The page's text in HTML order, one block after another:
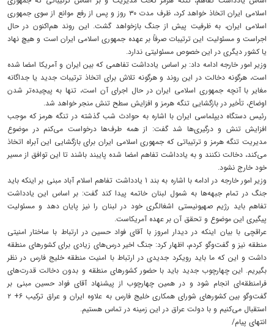
اسلامی ایران اتخاذ خواهد کرد، ظرف مدت ۳۰ روز و پس از رفع موانع از سوی جمهوری
اسلامی ایران، به ظرفیت پیش از جنگ بازخواهد گشت. این روند هم‌اکنون در حال
اجراست و مسئولیت این ترتیبات صرفاً بر عهده جمهوری اسلامی ایران است و هیچ نهاد
یا کشور دیگری در این خصوص مسئولیتی ندارد.
وزیر امور خارجه ادامه داد: بر اساس یادداشت تفاهمی که بین ایران و آمریکا امضا شده
است، هرگونه دخالت در این روند و هرگونه تلاش برای اتخاذ ترتیبات جدید یا جداگانه
مغایر با آنچه جمهوری اسلامی ایران در حال اجرای آن است، تنها به پیچیده‌تر شدن
اوضاع، تأخیر در بازگشایی تنگه هرمز و افزایش سطح تنش منجر خواهد شد.
رئیس دستگاه دیپلماسی ایران با اشاره به حوادث شب گذشته در تنگه هرمز که موجب
افزایش تنش و درگیری‌ها شد گفت: از همه طرف‌ها درخواست می‌کنم در موضوع
مدیریت تنگه هرمز و ترتیباتی که جمهوری اسلامی ایران برای بازگشایی این آبراه اتخاذ
می‌کند، دخالت نکنند و به یادداشت تفاهم امضا شده پایبند باشند تا این توافق از مسیر
خود خارج نشود.
وزیر امور خارجه در ادامه با اشاره به بند 1 یادداشت تفاهم اسلام آباد مبنی بر اینکه باید
جنگ در تمام جبهه‌ها به شمول لبنان خاتمه پیدا کند گفت: بر اساس این یادداشت
تفاهم باید رژیم صهیونیستی اشغالگری خود در لبنان را نیز پایان دهد و مسئولیت
پیگیری این موضوع و تحقق آن بر عهده آمریکاست.
عراقچی با بیان اینکه در دیدار امروز با آقای فواد حسین در ارتباط با ساختار امنیتی
منطقه نیز و گفت‌وگو کردم، اظهار کرد: جنگ اخیر درس‌های زیادی برای کشورهای منطقه
داشت و این که ما باید رویکرد جدیدی در ارتباط با امنیت منطقه خلیج فارس در نظر
بگیریم. این چهارچوب جدید باید با حضور کشورهای منطقه و بدون دخالت قدرت‌های
فرامنطقه‌ای انجام شود و در همین چهارچوب از پیشنهاد آقای فواد حسین مبنی بر
گفت‌وگو بین کشورهای شورای همکاری خلیج فارس به علاوه ایران و عراق ترکیب ۶+ ۲
استقبال می‌کنیم و با دولت عراق در این زمینه در تماس هستیم.
انتهای پیام/